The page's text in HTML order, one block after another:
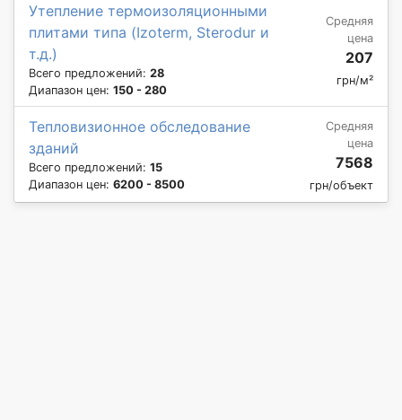
Утепление термоизоляционными
плитами типа (Izoterm, Sterodur и
т.д.)
Всего предложений: 28
Диапазон цен: 150 - 280
Средняя
цена
207
грн/м²
Тепловизионное обследование
зданий
Всего предложений: 15
Диапазон цен: 6200 - 8500
Средняя
цена
7568
грн/объект